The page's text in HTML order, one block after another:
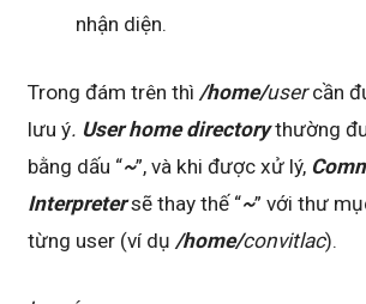
nhận diện.
Trong đám trên thì /home/usercần
lưu ý. User home directorythường
bằng dấu “~”, và khi được xử lý,
Interpretersẽ thay thế “~” với thư
từng user (ví dụ /home/convitlac).